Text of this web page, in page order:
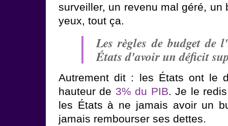
surveiller, un revenu mal géré, un
yeux, tout ça.
Les règles de budget de
États d'avoir un déficit
Autrement dit : les États ont le
hauteur de 3% du PIB. Je le
les États à ne jamais avoir un
jamais rembourser ses dettes.